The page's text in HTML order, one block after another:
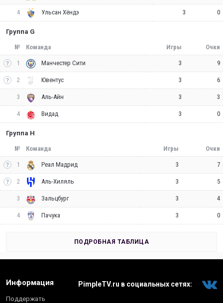
4 Ульсан Хёндэ 3 0
Группа G
№ Команда Игры Очки
1 Манчестер Сити 3 9
2 Ювентус 3 6
3 Аль-Айн 3 3
4 Видад 3 0
Группа H
№ Команда Игры Очки
1 Реал Мадрид 3 7
2 Аль-Хиляль 3 5
3 Зальцбург 3 4
4 Пачука 3 0
ПОДРОБНАЯ ТАБЛИЦА
Информация
Поддержать
PimpleTV.ru в социальных сетях: